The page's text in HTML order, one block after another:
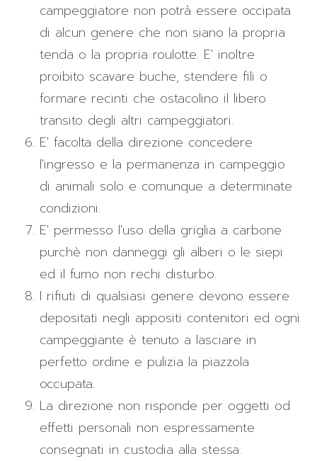
campeggiatore non potrà essere occipata
di alcun genere che non siano la propria
tenda o la propria roulotte. E' inoltre
proibito scavare buche, stendere fili o
formare recinti che ostacolino il libero
transito degli altri campeggiatori.
E' facolta della direzione concedere
l'ingresso e la permanenza in campeggio
di animali solo e comunque a determinate
condizioni.
E' permesso l'uso della griglia a carbone
purchè non danneggi gli alberi o le siepi
ed il fumo non rechi disturbo.
I rifiuti di qualsiasi genere devono essere
depositati negli appositi contenitori ed ogni
campeggiante è tenuto a lasciare in
perfetto ordine e pulizia la piazzola
occupata.
La direzione non risponde per oggetti od
effetti personali non espressamente
consegnati in custodia alla stessa.